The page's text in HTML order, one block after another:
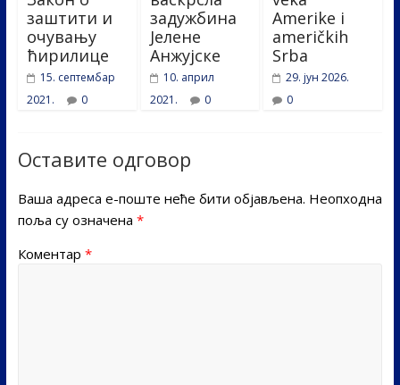
заштити и
очувању
ћирилице
15. септембар
2021.
0
задужбина
Јелене
Анжујске
10. април
2021.
0
Amerike i
američkih
Srba
29. јун 2026.
0
Оставите одговор
Ваша адреса е-поште неће бити објављена. Неопходна
поља су означена *
Коментар *